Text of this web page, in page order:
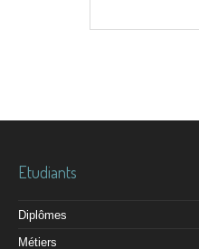
Etudiants
Diplômes
Métiers